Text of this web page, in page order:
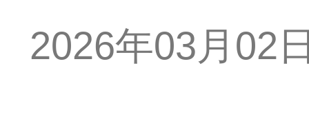
2026年03月02